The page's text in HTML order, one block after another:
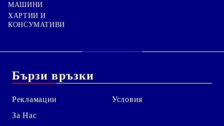
МАШИНИ
ХАРТИИ И
КОНСУМАТИВИ
Бързи връзки
Рекламации
За Нас
Условия